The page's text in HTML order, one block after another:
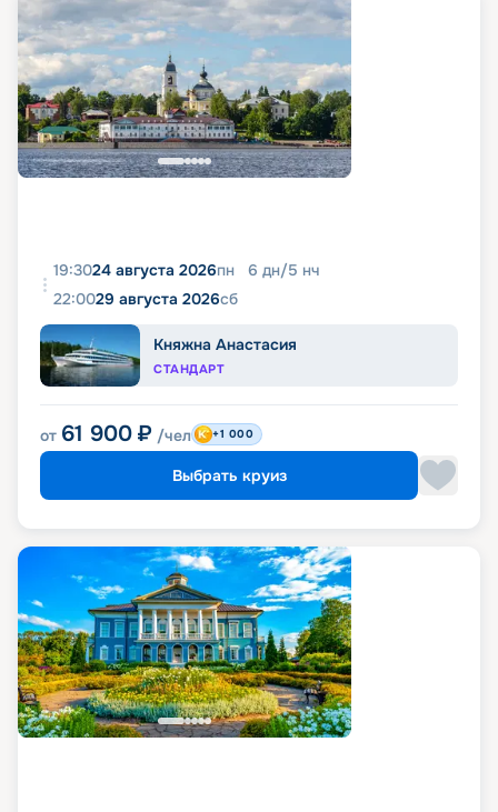
19:3024 августа 2026пн 6 дн/5 нч
22:0029 августа 2026сб
Княжна Анастасия
СТАНДАРТ
от 61 900 ₽ /чел +1 000
Выбрать круиз